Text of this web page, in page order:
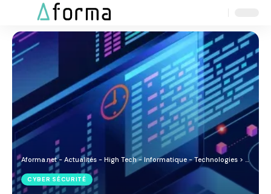
Resizer
Aforma.net - Actualités - High Tech - Informatique - Technologies > Blog
CYBER SÉCURITÉ